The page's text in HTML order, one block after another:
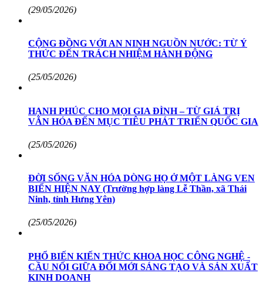
(29/05/2026)
CỘNG ĐỒNG VỚI AN NINH NGUỒN NƯỚC: TỪ Ý
THỨC ĐẾN TRÁCH NHIỆM HÀNH ĐỘNG
(25/05/2026)
HẠNH PHÚC CHO MỌI GIA ĐÌNH – TỪ GIÁ TRỊ
VĂN HÓA ĐẾN MỤC TIÊU PHÁT TRIỂN QUỐC GIA
(25/05/2026)
ĐỜI SỐNG VĂN HÓA DÒNG HỌ Ở MỘT LÀNG VEN
BIỂN HIỆN NAY (Trường hợp làng Lễ Thần, xã Thái
Ninh, tỉnh Hưng Yên)
(25/05/2026)
PHỔ BIẾN KIẾN THỨC KHOA HỌC CÔNG NGHỆ -
CẦU NỐI GIỮA ĐỔI MỚI SÁNG TẠO VÀ SẢN XUẤT
KINH DOANH